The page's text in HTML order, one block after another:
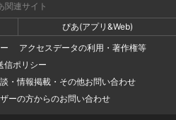
関連サイト
ぴあ(アプリ&Web)
アクセスデータの利用・著作権等
信ポリシー
・情報掲載・その他お問い合わせ
ーの方からのお問い合わせ